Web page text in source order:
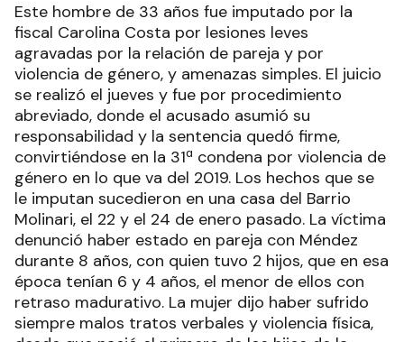
Este hombre de 33 años fue imputado por la
fiscal Carolina Costa por lesiones leves
agravadas por la relación de pareja y por
violencia de género, y amenazas simples. El juicio
se realizó el jueves y fue por procedimiento
abreviado, donde el acusado asumió su
responsabilidad y la sentencia quedó firme,
convirtiéndose en la 31ª condena por violencia de
género en lo que va del 2019. Los hechos que se
le imputan sucedieron en una casa del Barrio
Molinari, el 22 y el 24 de enero pasado. La víctima
denunció haber estado en pareja con Méndez
durante 8 años, con quien tuvo 2 hijos, que en esa
época tenían 6 y 4 años, el menor de ellos con
retraso madurativo. La mujer dijo haber sufrido
siempre malos tratos verbales y violencia física,